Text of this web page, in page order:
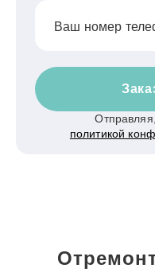
Ваш номер
политикой